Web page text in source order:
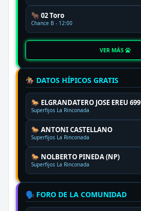
🐂 02 Toro
Chance B - 12:00
VER MÁS
🏇 DATOS HÍPICOS GRATIS
🐎 ELGRANDATERO JOSE EREU 699
Superfijos La Rinconada
🐎 ANTONI CASTELLANO
Superfijos La Rinconada
🐎 NOLBERTO PINEDA (NP)
Superfijos La Rinconada
🗣️ FORO DE LA COMUNIDAD